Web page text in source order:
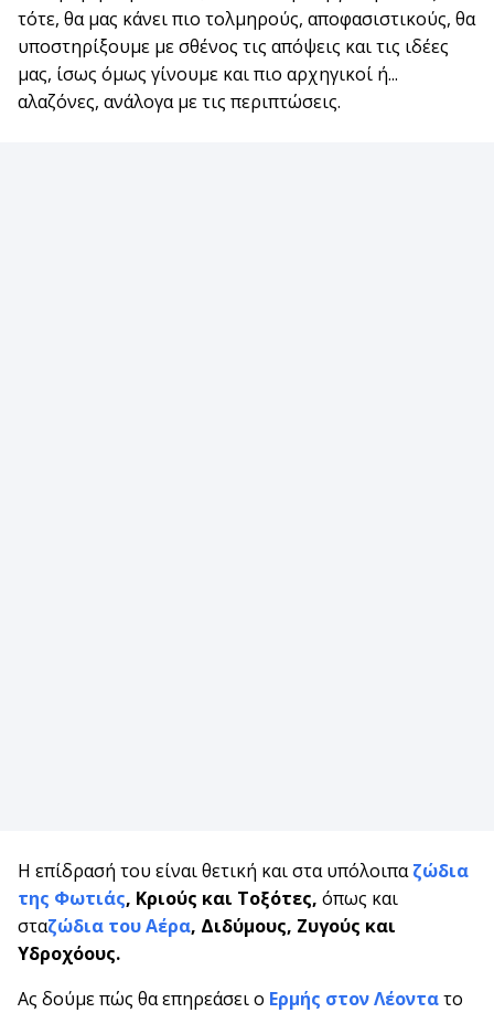
τότε, θα μας κάνει πιο τολμηρούς, αποφασιστικούς, θα
υποστηρίξουμε με σθένος τις απόψεις και τις ιδέες
μας, ίσως όμως γίνουμε και πιο αρχηγικοί ή...
αλαζόνες, ανάλογα με τις περιπτώσεις.
Η επίδρασή του είναι θετική και στα υπόλοιπαζώδια
της Φωτιάς, Κριούς και Τοξότες, όπως και
σταζώδια του Αέρα, Διδύμους, Ζυγούς και
Υδροχόους.
Ας δούμε πώς θα επηρεάσει ο Ερμής στον Λέοντατο